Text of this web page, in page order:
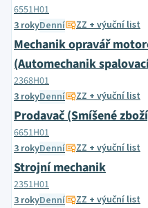
6551H01
3 rokyDenní ZZ + výuční list
Mechanik opravář
(Automechanik
2368H01
3 rokyDenní ZZ + výuční list
Prodavač (Smíšené
6651H01
3 rokyDenní ZZ + výuční list
Strojní mechanik
2351H01
3 rokyDenní ZZ + výuční list